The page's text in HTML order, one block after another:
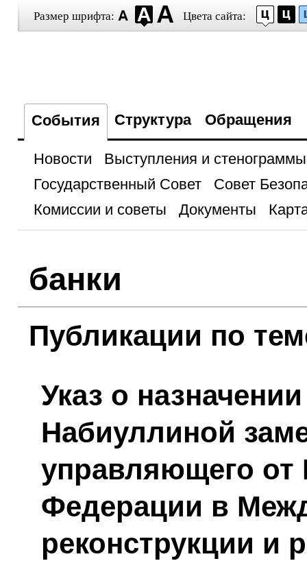
Размер шрифта: Цвета сайта:
События Структура Обращения
Новости
Выступления и стенограммы
Государственный Совет
Совет
Комиссии и советы
Документы
банки
Публикации по
Указ о
Набиуллиной
управляющего от
Федерации в
реконструкции и